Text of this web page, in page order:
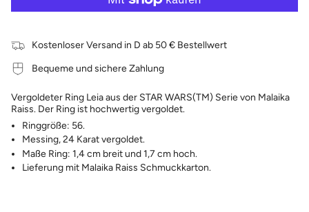
Kostenloser Versand in D ab 50 € Bestellwert
Bequeme und sichere Zahlung
Vergoldeter Ring Leia aus der STAR WARS(TM) Serie von Malaika
Raiss. Der Ring ist hochwertig vergoldet.
Ringgröße: 56.
Messing, 24 Karat vergoldet.
Maße Ring: 1,4 cm breit und 1,7 cm hoch.
Lieferung mit Malaika Raiss Schmuckkarton.